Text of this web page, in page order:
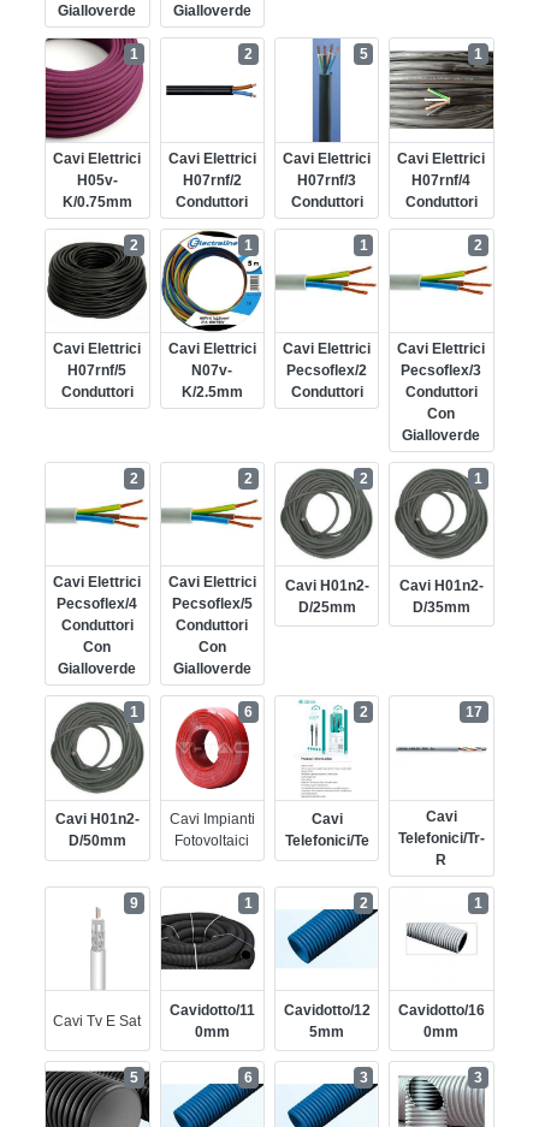
Gialloverde
Gialloverde
Cavi Elettrici
H05v-
K/0.75mm
1
Cavi Elettrici
H07rnf/2
Conduttori
2
Cavi Elettrici
H07rnf/3
Conduttori
5
Cavi Elettrici
H07rnf/4
Conduttori
1
Cavi Elettrici
H07rnf/5
Conduttori
2
Cavi Elettrici
N07v-
K/2.5mm
1
Cavi Elettrici
Pecsoflex/2
Conduttori
1
Cavi Elettrici
Pecsoflex/3
Conduttori
Con
Gialloverde
2
Cavi Elettrici
Pecsoflex/4
Conduttori
Con
Gialloverde
2
Cavi Elettrici
Pecsoflex/5
Conduttori
Con
Gialloverde
2
Cavi H01n2-
D/25mm
2
Cavi H01n2-
D/35mm
1
Cavi H01n2-
D/50mm
1
Cavi Impianti
Fotovoltaici
6
Cavi
Telefonici/te
2
Cavi
Telefonici/tr-
R
17
Cavi Tv E Sat
9
Cavidotto/11
0mm
1
Cavidotto/12
5mm
2
Cavidotto/16
0mm
1
5 6 3 3